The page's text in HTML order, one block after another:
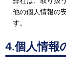
他の個人情報の
す。
4.個人情報